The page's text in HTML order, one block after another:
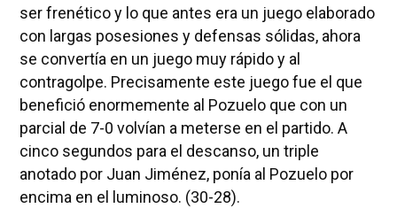
ser frenético y lo que antes era un juego elaborado
con largas posesiones y defensas sólidas, ahora
se convertía en un juego muy rápido y al
contragolpe. Precisamente este juego fue el que
benefició enormemente al Pozuelo que con un
parcial de 7-0 volvían a meterse en el partido. A
cinco segundos para el descanso, un triple
anotado por Juan Jiménez, ponía al Pozuelo por
encima en el luminoso. (30-28).